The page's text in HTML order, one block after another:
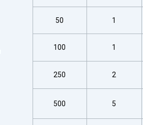
50 1
100 1
250 2
500 5